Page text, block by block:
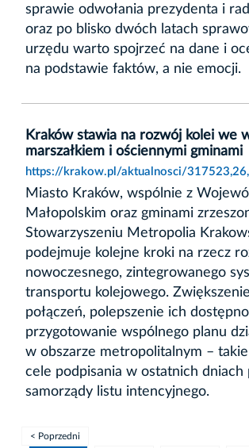
sprawie odwołania prezydenta i
oraz po blisko dwóch latach
urzędu warto spojrzeć na dane i
na podstawie faktów, a nie emocji.
Kraków stawia na rozwój kolei we
marszałkiem i ościennymi gminami
https://krakow.pl/aktualnosci/
Miasto Kraków, wspólnie z
Małopolskim oraz gminami
Stowarzyszeniu Metropolia
podejmuje kolejne kroki na rzecz
nowoczesnego, zintegrowanego
transportu kolejowego.
połączeń, polepszenie ich
przygotowanie wspólnego planu
w obszarze metropolitalnym – takie
cele podpisania w ostatnich dniach
samorządy listu intencyjnego.
< Poprzedni